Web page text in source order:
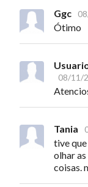
Ggc
Ótimo
08/11/
Tania
tive
olhar
coisas.